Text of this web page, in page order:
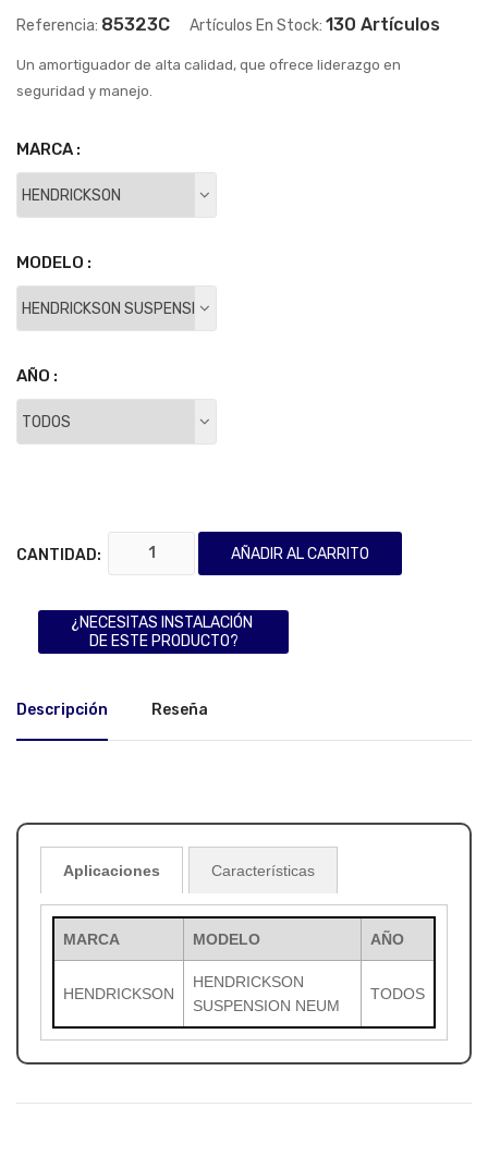
Referencia: 85323C Artículos En Stock: 130 Artículos
Un amortiguador de alta calidad, que ofrece liderazgo en
seguridad y manejo.
MARCA :
MODELO :
AÑO :
CANTIDAD: AÑADIR AL CARRITO
¿NECESITAS INSTALACIÓN
DE ESTE PRODUCTO?
Descripción Reseña
Aplicaciones Características
MARCA MODELO AÑO
HENDRICKSON
HENDRICKSON
SUSPENSION NEUM
TODOS